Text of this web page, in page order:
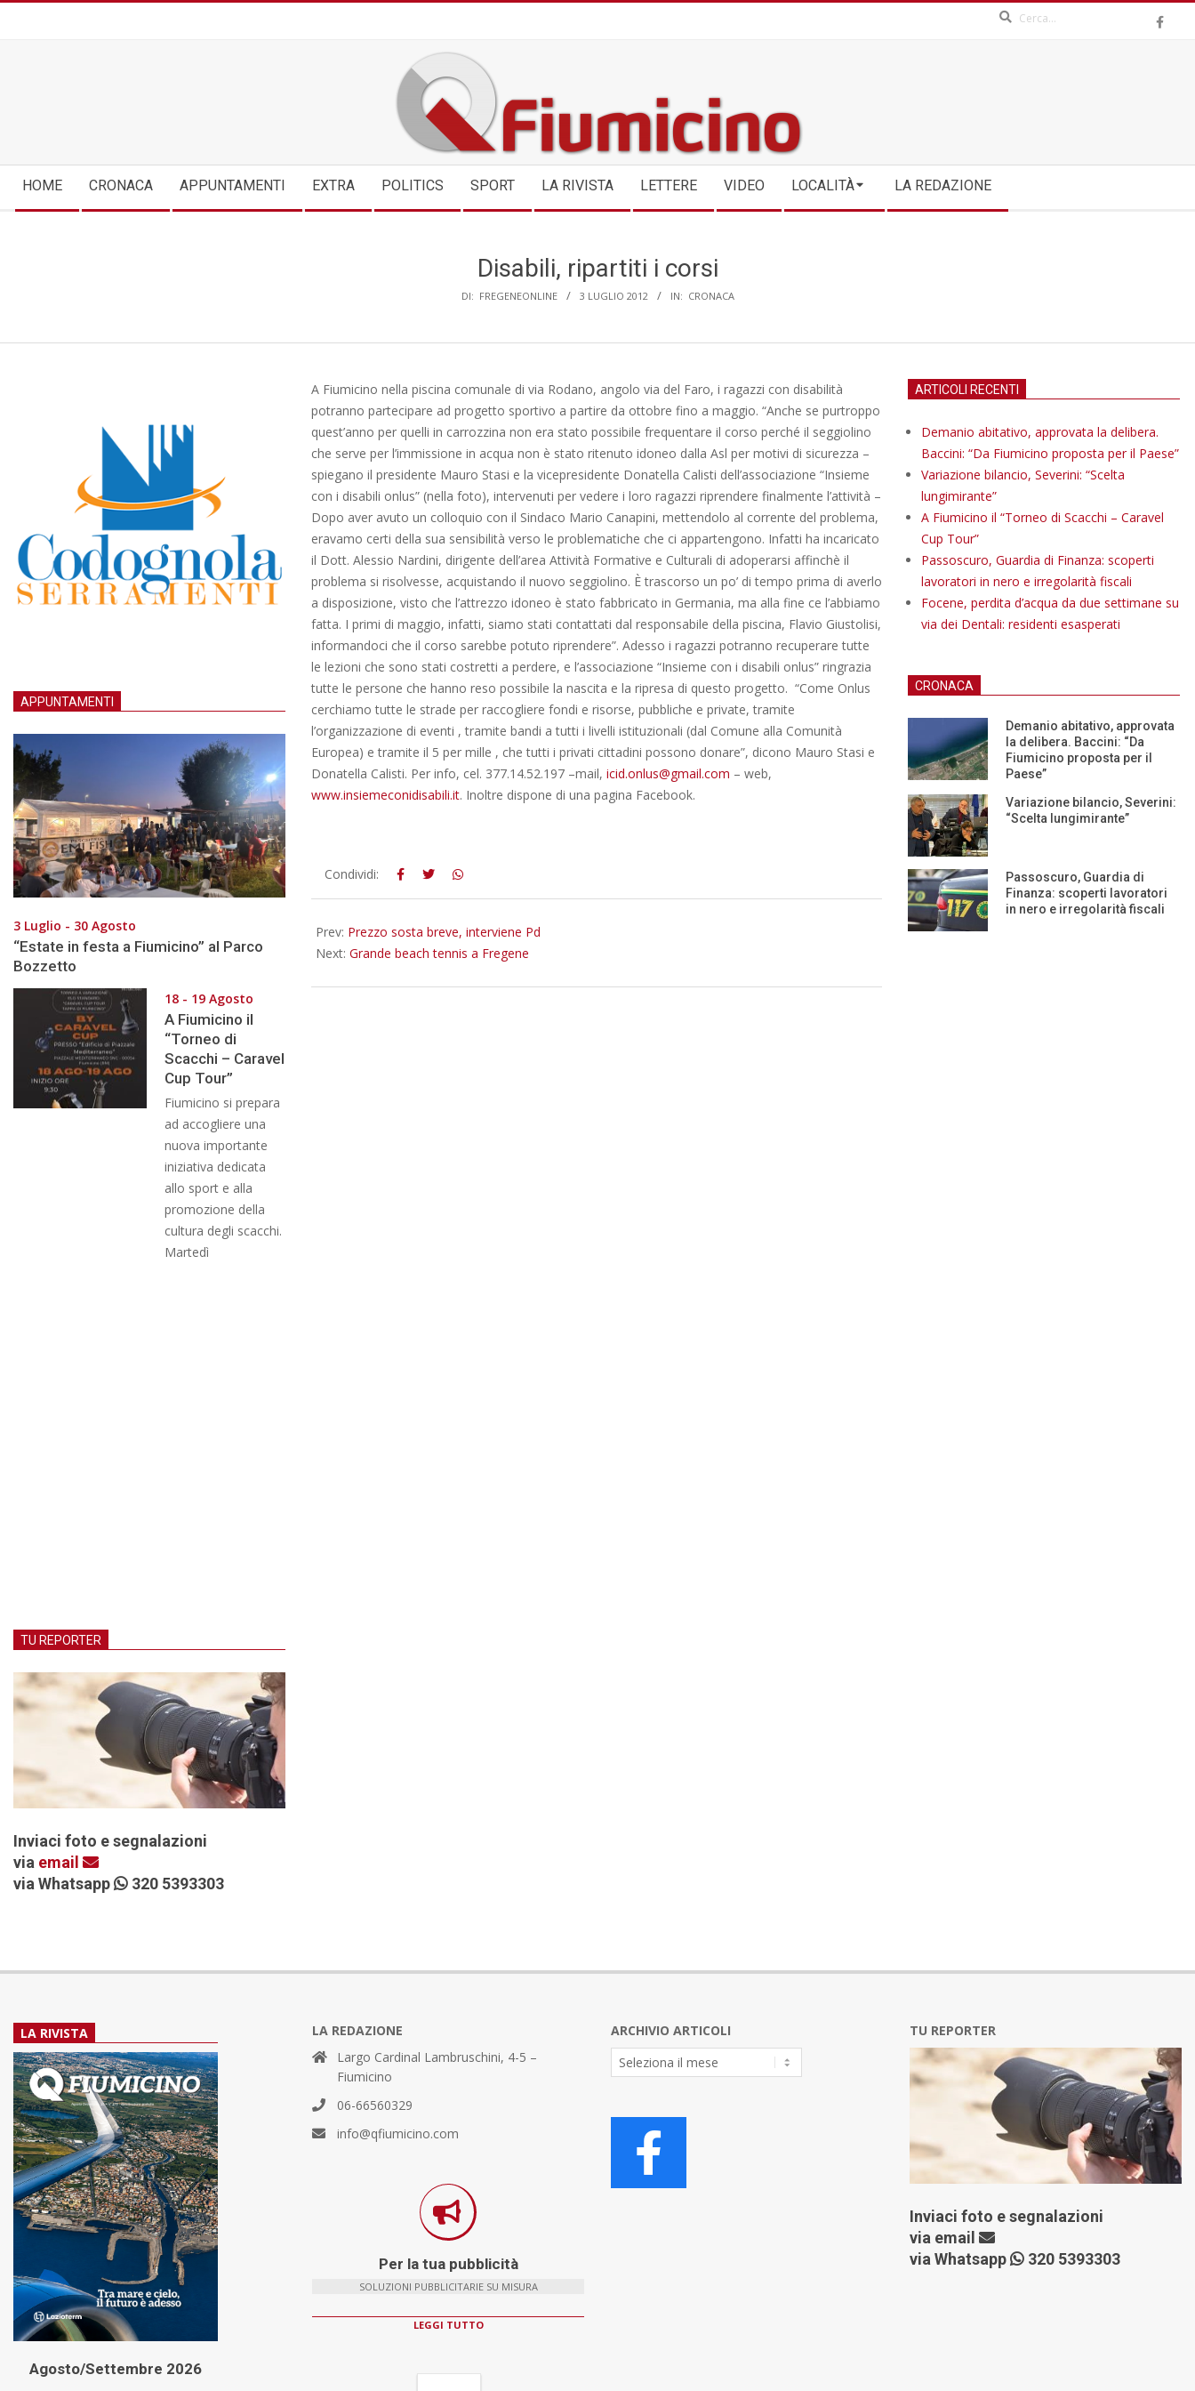
QFIUMICINO.COM
Navigation
Menu
HOME CRONACA APPUNTAMENTI EXTRA POLITICS SPORT LA RIVISTA LETTERE VIDEO LOCALITÀ LA REDAZIONE
Disabili, ripartiti i corsi
DI: FREGENEONLINE 3 LUGLIO 2012 IN: CRONACA
A Fiumicino nella piscina comunale di via Rodano, angolo via del Faro, i ragazzi con disabilità
potranno partecipare ad progetto sportivo a partire da ottobre fino a maggio. “Anche se purtroppo
quest’anno per quelli in carrozzina non era stato possibile frequentare il corso perché il seggiolino
che serve per l’immissione in acqua non è stato ritenuto idoneo dalla Asl per motivi di sicurezza –
spiegano il presidente Mauro Stasi e la vicepresidente Donatella Calisti dell’associazione “Insieme
con i disabili onlus” (nella foto), intervenuti per vedere i loro ragazzi riprendere finalmente l’attività –
Dopo aver avuto un colloquio con il Sindaco Mario Canapini, mettendolo al corrente del problema,
eravamo certi della sua sensibilità verso le problematiche che ci appartengono. Infatti ha incaricato
il Dott. Alessio Nardini, dirigente dell’area Attività Formative e Culturali di adoperarsi affinchè il
problema si risolvesse, acquistando il nuovo seggiolino. È trascorso un po’ di tempo prima di averlo
a disposizione, visto che l’attrezzo idoneo è stato fabbricato in Germania, ma alla fine ce l’abbiamo
fatta. I primi di maggio, infatti, siamo stati contattati dal responsabile della piscina, Flavio Giustolisi,
informandoci che il corso sarebbe potuto riprendere”. Adesso i ragazzi potranno recuperare tutte
le lezioni che sono stati costretti a perdere, e l’associazione “Insieme con i disabili onlus” ringrazia
tutte le persone che hanno reso possibile la nascita e la ripresa di questo progetto. “Come Onlus
cerchiamo tutte le strade per raccogliere fondi e risorse, pubbliche e private, tramite
l’organizzazione di eventi , tramite bandi a tutti i livelli istituzionali (dal Comune alla Comunità
Europea) e tramite il 5 per mille , che tutti i privati cittadini possono donare”, dicono Mauro Stasi e
Donatella Calisti. Per info, cel. 377.14.52.197 –mail, icid.onlus@gmail.com – web,
www.insiemeconidisabili.it. Inoltre dispone di una pagina Facebook.
2012-
07-
Condividi:
Prev: Prezzo sosta breve, interviene Pd
Next: Grande beach tennis a Fregene
APPUNTAMENTI
3 Luglio - 30 Agosto
“Estate in festa a Fiumicino” al Parco
Bozzetto
18 - 19 Agosto
A Fiumicino il
“Torneo di
Scacchi – Caravel
Cup Tour”
Fiumicino si prepara
ad accogliere una
nuova importante
iniziativa dedicata
allo sport e alla
promozione della
cultura degli scacchi.
Martedì
TU REPORTER
Inviaci foto e segnalazioni
via email
via Whatsapp
320 5393303
ARTICOLI RECENTI
Demanio abitativo, approvata la delibera.
Baccini: “Da Fiumicino proposta per il Paese”
Variazione bilancio, Severini: “Scelta
lungimirante”
A Fiumicino il “Torneo di Scacchi – Caravel
Cup Tour”
Passoscuro, Guardia di Finanza: scoperti
lavoratori in nero e irregolarità fiscali
Focene, perdita d’acqua da due settimane su
via dei Dentali: residenti esasperati
CRONACA
Demanio abitativo, approvata
la delibera. Baccini: “Da
Fiumicino proposta per il
Paese”
Variazione bilancio, Severini:
“Scelta lungimirante”
Passoscuro, Guardia di
Finanza: scoperti lavoratori
in nero e irregolarità fiscali
LA RIVISTA
Agosto/Settembre 2026
LA REDAZIONE
Largo Cardinal Lambruschini, 4-5 –
Fiumicino
06-66560329
info@qfiumicino.com
Per la tua pubblicità
SOLUZIONI PUBBLICITARIE SU MISURA
LEGGI TUTTO
ARCHIVIO ARTICOLI
Archivio
Articoli
TU REPORTER
Inviaci foto e segnalazioni
via email
via Whatsapp
320 5393303